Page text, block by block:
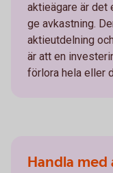
aktieägare är det
ge avkastning.
aktieutdelning
är att en
förlora hela eller
Handla